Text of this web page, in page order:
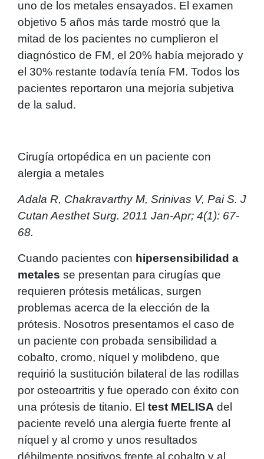
uno de los metales ensayados. El examen
objetivo 5 años más tarde mostró que la
mitad de los pacientes no cumplieron el
diagnóstico de FM, el 20% había mejorado y
el 30% restante todavía tenía FM. Todos los
pacientes reportaron una mejoría subjetiva
de la salud.
Cirugía ortopédica en un paciente con
alergia a metales
Adala R, Chakravarthy M, Srinivas V, Pai S. J
Cutan Aesthet Surg. 2011 Jan-Apr; 4(1): 67-
68.
Cuando pacientes con hipersensibilidad a
metales se presentan para cirugías que
requieren prótesis metálicas, surgen
problemas acerca de la elección de la
prótesis. Nosotros presentamos el caso de
un paciente con probada sensibilidad a
cobalto, cromo, níquel y molibdeno, que
requirió la sustitución bilateral de las rodillas
por osteoartritis y fue operado con éxito con
una prótesis de titanio. El test MELISA del
paciente reveló una alergia fuerte frente al
níquel y al cromo y unos resultados
débilmente positivos frente al cobalto y al